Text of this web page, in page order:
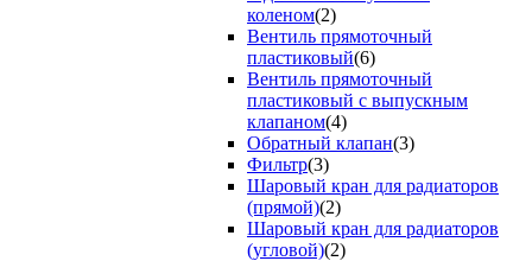
коленом(2)
Вентиль прямоточный
пластиковый(6)
Вентиль прямоточный
пластиковый с выпускным
клапаном(4)
Обратный клапан(3)
Фильтр(3)
Шаровый кран для радиаторов
(прямой)(2)
Шаровый кран для радиаторов
(угловой)(2)